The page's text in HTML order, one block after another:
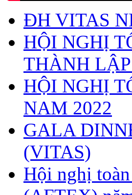
ĐH VITAS
HỘI NGHỊ
THÀNH
HỘI NGHỊ
NAM 2022
GALA
(VITAS)
Hội nghị